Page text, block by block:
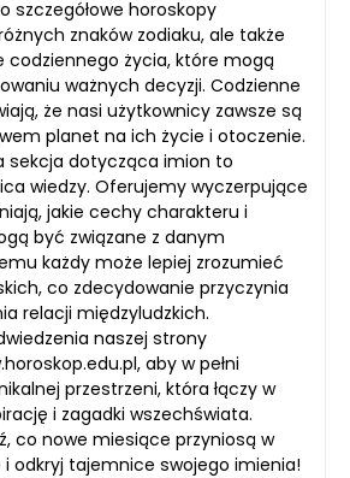
szczegółowe horoskopy
znaków zodiaku, ale także
życia, które mogą
ważnych decyzji. Codzienne
że nasi użytkownicy zawsze są
planet na ich życie i otoczenie.
sekcja dotycząca imion to
wiedzy. Oferujemy wyczerpujące
jakie cechy charakteru i
być związane z danym
każdy może lepiej zrozumieć
co zdecydowanie przyczynia
relacji międzyludzkich.
naszej strony
aby w pełni
przestrzeni, która łączy w
i zagadki wszechświata.
co nowe miesiące przyniosą w
odkryj tajemnice swojego imienia!